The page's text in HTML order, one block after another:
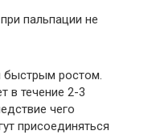
пальпации не
быстрым ростом.
в течение 2-3
чего
присоединяться